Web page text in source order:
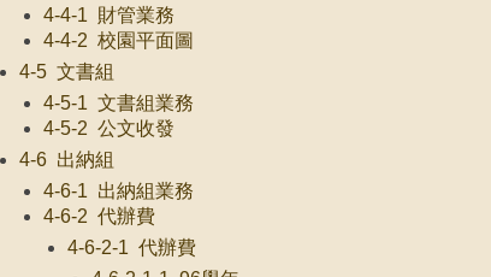
4-4-1 財管業務
4-4-2 校園平面圖
4-5 文書組
4-5-1 文書組業務
4-5-2 公文收發
4-6 出納組
4-6-1 出納組業務
4-6-2 代辦費
4-6-2-1 代辦費